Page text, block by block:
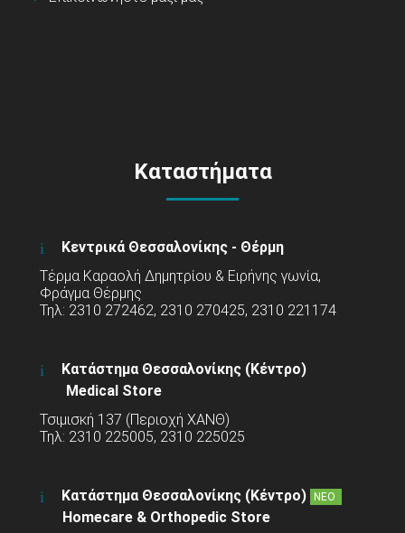
Καταστήματα
Κεντρικά Θεσσαλονίκης - Θέρμη
Τέρμα Καραολή Δημητρίου & Ειρήνης γωνία,
Φράγμα Θέρμης
Τηλ: 2310 272462, 2310 270425, 2310 221174
Κατάστημα Θεσσαλονίκης (Κέντρο)
Medical Store
Τσιμισκή 137 (Περιοχή ΧΑΝΘ)
Τηλ: 2310 225005, 2310 225025
Κατάστημα Θεσσαλονίκης (Κέντρο) ΝΕΟ
Homecare & Orthopedic Store